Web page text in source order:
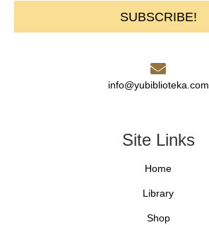
SUBSCRIBE!
info@yubiblioteka.com
Site Links
Home
Library
Shop